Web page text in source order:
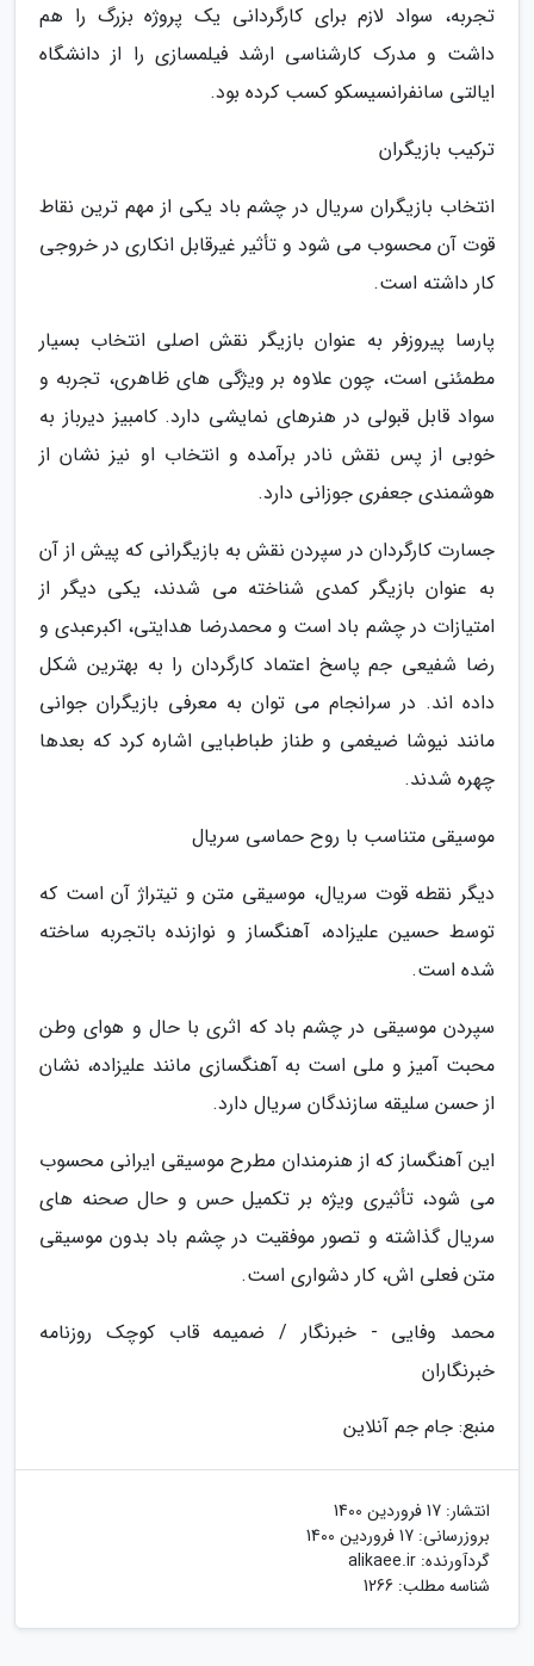
تجربه، سواد لازم برای کارگردانی یک پروژه بزرگ را هم
داشت و مدرک کارشناسی ارشد فیلمسازی را از دانشگاه
ایالتی سانفرانسیسکو کسب کرده بود.
ترکیب بازیگران
انتخاب بازیگران سریال در چشم باد یکی از مهم ترین نقاط
قوت آن محسوب می شود و تأثیر غیرقابل انکاری در خروجی
کار داشته است.
پارسا پیروزفر به عنوان بازیگر نقش اصلی انتخاب بسیار
مطمئنی است، چون علاوه بر ویژگی های ظاهری، تجربه و
سواد قابل قبولی در هنرهای نمایشی دارد. کامبیز دیرباز به
خوبی از پس نقش نادر برآمده و انتخاب او نیز نشان از
هوشمندی جعفری جوزانی دارد.
جسارت کارگردان در سپردن نقش به بازیگرانی که پیش از آن
به عنوان بازیگر کمدی شناخته می شدند، یکی دیگر از
امتیازات در چشم باد است و محمدرضا هدایتی، اکبرعبدی و
رضا شفیعی جم پاسخ اعتماد کارگردان را به بهترین شکل
داده اند. در سرانجام می توان به معرفی بازیگران جوانی
مانند نیوشا ضیغمی و طناز طباطبایی اشاره کرد که بعدها
چهره شدند.
موسیقی متناسب با روح حماسی سریال
دیگر نقطه قوت سریال، موسیقی متن و تیتراژ آن است که
توسط حسین علیزاده، آهنگساز و نوازنده باتجربه ساخته
شده است.
سپردن موسیقی در چشم باد که اثری با حال و هوای وطن
محبت آمیز و ملی است به آهنگسازی مانند علیزاده، نشان
از حسن سلیقه سازندگان سریال دارد.
این آهنگساز که از هنرمندان مطرح موسیقی ایرانی محسوب
می شود، تأثیری ویژه بر تکمیل حس و حال صحنه های
سریال گذاشته و تصور موفقیت در چشم باد بدون موسیقی
متن فعلی اش، کار دشواری است.
محمد وفایی - خبرنگار / ضمیمه قاب کوچک روزنامه
خبرنگاران
منبع: جام جم آنلاین
انتشار: 17 فروردین 1400
بروزرسانی: 17 فروردین 1400
گردآورنده: alikaee.ir
شناسه مطلب: 1266